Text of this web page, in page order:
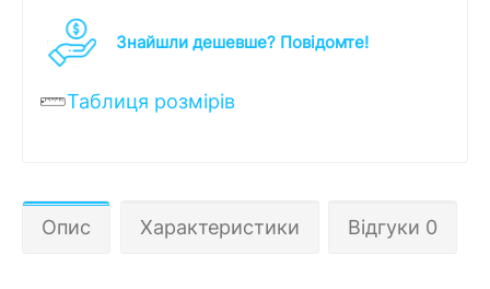
Знайшли дешевше? Повідомте!
Таблиця розмірів
Опис Характеристики Відгуки 0